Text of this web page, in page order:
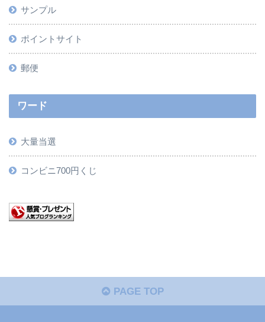
サンプル
ポイントサイト
郵便
ワード
大量当選
コンビニ700円くじ
PAGE TOP